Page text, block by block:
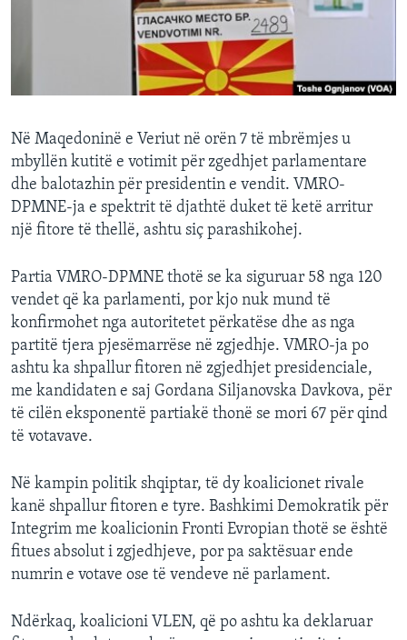
Në Maqedoninë e Veriut në orën 7 të mbrëmjes u
mbyllën kutitë e votimit për zgedhjet parlamentare
dhe balotazhin për presidentin e vendit. VMRO-
DPMNE-ja e spektrit të djathtë duket të ketë arritur
një fitore të thellë, ashtu siç parashikohej.
Partia VMRO-DPMNE thotë se ka siguruar 58 nga 120
vendet që ka parlamenti, por kjo nuk mund të
konfirmohet nga autoritetet përkatëse dhe as nga
partitë tjera pjesëmarrëse në zgjedhje. VMRO-ja po
ashtu ka shpallur fitoren në zgjedhjet presidenciale,
me kandidaten e saj Gordana Siljanovska Davkova, për
të cilën eksponentë partiakë thonë se mori 67 për qind
të votavave.
Në kampin politik shqiptar, të dy koalicionet rivale
kanë shpallur fitoren e tyre. Bashkimi Demokratik për
Integrim me koalicionin Fronti Evropian thotë se është
fitues absolut i zgjedhjeve, por pa saktësuar ende
numrin e votave ose të vendeve në parlament.
Ndërkaq, koalicioni VLEN, që po ashtu ka deklaruar